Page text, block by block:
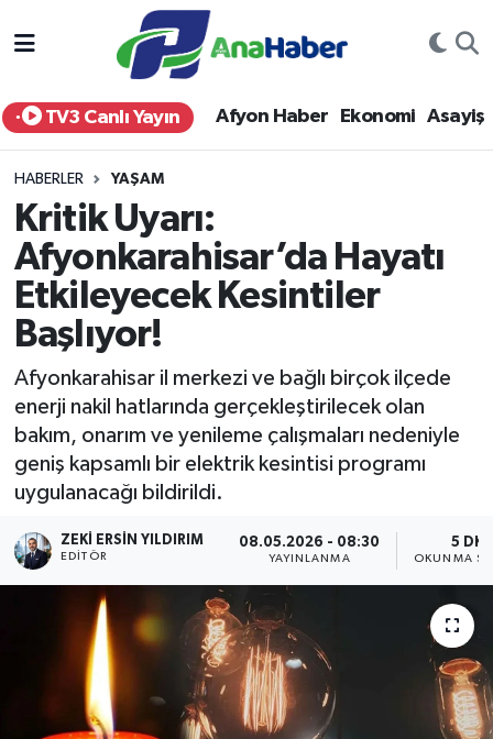
TV3 Canlı Yayın Afyon Haber Ekonomi Asayiş
HABERLER YAŞAM
Kritik Uyarı:
Afyonkarahisar’da Hayatı
Etkileyecek Kesintiler
Başlıyor!
Afyonkarahisar il merkezi ve bağlı birçok ilçede
enerji nakil hatlarında gerçekleştirilecek olan
bakım, onarım ve yenileme çalışmaları nedeniyle
geniş kapsamlı bir elektrik kesintisi programı
uygulanacağı bildirildi.
ZEKI ERSIN YILDIRIM
EDITÖR
08.05.2026 - 08:30
YAYINLANMA
5 DK
OKUNMA
Yurt Haber
Afyon Haber
Siyaset
Spor
Sağlık
Teknoloji
Kültür - Sanat
Yaşam
Afyonkarahisar Nöbetçi Eczaneler
Afyonkarahisar Hava Durumu
Afyonkarahisar Trafik Yoğunluk Haritası
Süper Lig Puan Durumu ve Fikstür
Son Dakika Haberleri
Haber Arşivi